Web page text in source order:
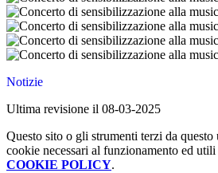
Notizie
Ultima revisione il 08-03-2025
Questo sito o gli strumenti terzi da
cookie necessari al funzionamento ed
COOKIE POLICY.